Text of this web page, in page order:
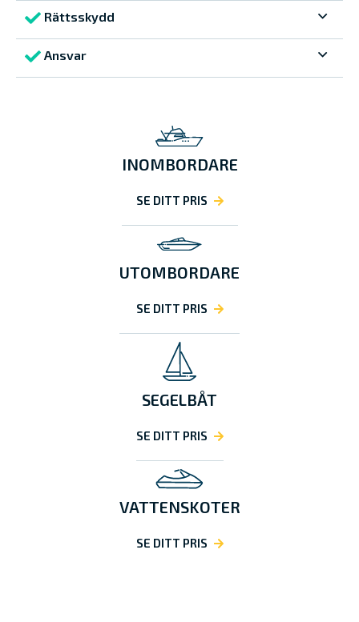
Rättsskydd
Ansvar
INOMBORDARE
SE DITT PRIS
UTOMBORDARE
SE DITT PRIS
SEGELBÅT
SE DITT PRIS
VATTENSKOTER
SE DITT PRIS